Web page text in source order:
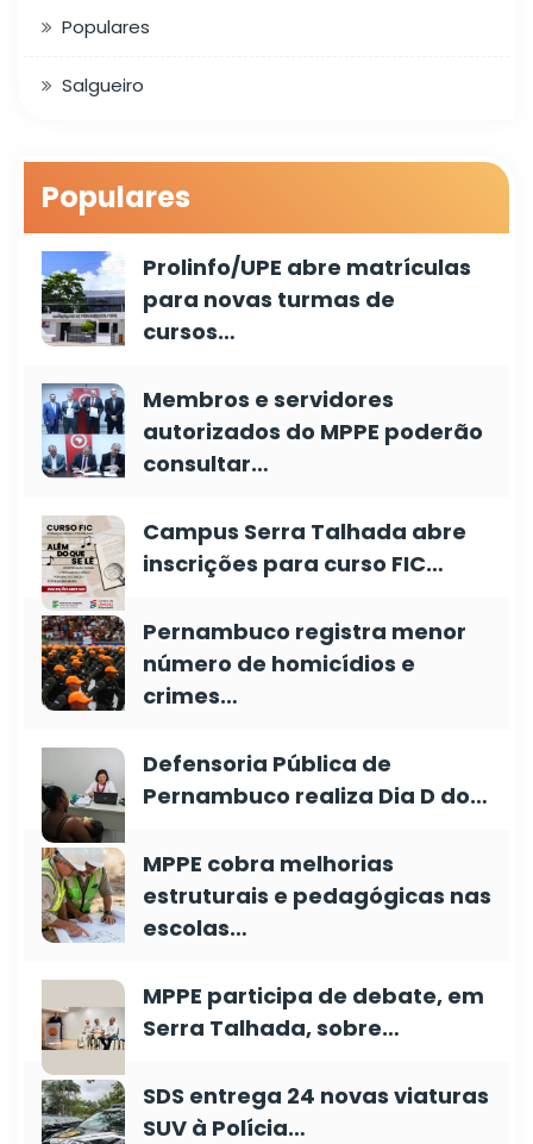
Populares
Salgueiro
Populares
Prolinfo/UPE abre matrículas
para novas turmas de
cursos…
Membros e servidores
autorizados do MPPE poderão
consultar…
Campus Serra Talhada abre
inscrições para curso FIC…
Pernambuco registra menor
número de homicídios e
crimes…
Defensoria Pública de
Pernambuco realiza Dia D do…
MPPE cobra melhorias
estruturais e pedagógicas nas
escolas…
MPPE participa de debate, em
Serra Talhada, sobre…
SDS entrega 24 novas viaturas
SUV à Polícia…